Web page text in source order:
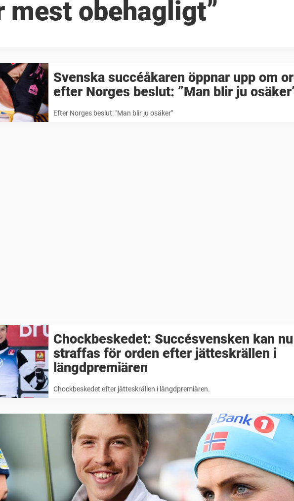
mest obehagligt”
Svenska succéåkaren öppnar upp om
efter Norges beslut: ”Man blir ju
Efter Norges beslut: "Man blir ju osäker"
Chockbeskedet: Succésvensken kan nu
straffas för orden efter jätteskrällen i
längdpremiären
Chockbeskedet efter jätteskrällen i längdpremiären.